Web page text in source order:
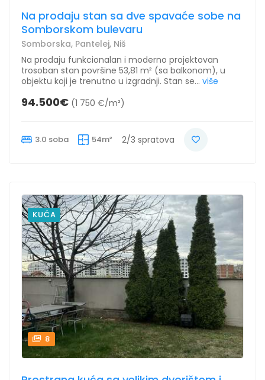
Na prodaju stan sa dve spavaće sobe na
Somborskom bulevaru
Somborska, Pantelej, Niš
Na prodaju funkcionalan i moderno projektovan
trosoban stan površine 53,81 m² (sa balkonom), u
objektu koji je trenutno u izgradnji. Stan se... više
94.500€ (1 750 €/m²)
3.0 soba 54m² 2/3 spratova
KUĆA
8